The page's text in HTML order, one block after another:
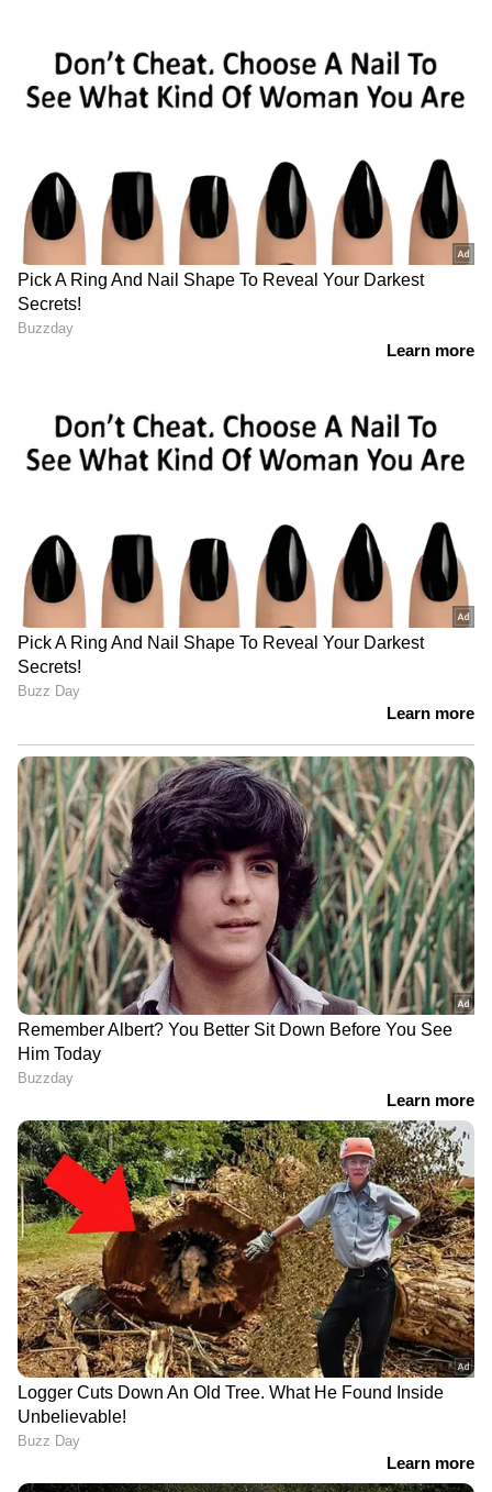
സുരക്ഷ സംബന്ധമായ പ്രശ്നങ്ങള്‍ ഉണ്ടാക്കും.
അതേ സമയം രാജ്യസുരക്ഷ പോലുള്ള
സുപ്രധാന വിഷയങ്ങള്‍ ചര്‍ച്ച ചെയ്യുന്ന
യോഗങ്ങളില്‍ മന്ത്രിമാര്‍, ഉന്നത ഉദ്യോഗസ്ഥര്‍
എന്നിവര്‍ ഒരിക്കലും സ്മാര്‍ട്ട്ഫോണ്‍, സ്മാര്‍ട്ട്
വാച്ച് എന്നിവ ഉപയോഗിക്കരുതെന്ന് മാര്‍ഗ്ഗ
നിര്‍ദേശം പറയുന്നു. തന്ത്ര പ്രധാന
ഓഫീസുകളില്‍ വെര്‍ച്വല്‍ അസിസ്റ്റന്‍റുകളായ
നിര്‍ദേശമുണ്ട്.
LATEST VIDEOS
ABOUT THE AUTHOR
WDWeb Desk
ടെലഗ്രാം WhatsApp
Follow Us
DOWNLOAD APP
RECOMMENDED STORIES